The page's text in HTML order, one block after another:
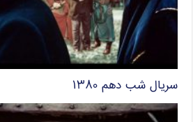
سریال شب دهم ۱۳۸۰